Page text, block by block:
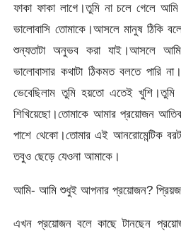
ফাকা ফাকা লাগে।তুমি না চলে গেলে
ভালোবাসি তোমাকে।আসলে মানুষ ঠিকি
শুন্যতাটা অনুভব করা যাই।আসলে
ভালোবাসার কথাটা ঠিকমত বলতে পারি
ভেবেছিলাম তুমি হয়তো এতেই
শিখিয়েছো।তোমাকে আমার প্রয়োজন
পাশে থেকো।তোমার এই আনরোমেন্টিক
তবুও ছেড়ে যেওনা আমাকে।
আমি- আমি শুধুই আপনার প্রয়োজন?
এখন প্রয়োজন বলে কাছে টানছেন